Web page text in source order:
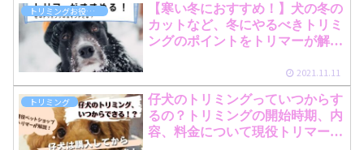
トリミングお役立ち情報
【寒い冬におすすめ！】犬の冬の
カットなど、冬にやるべきトリミ
ングのポイントをトリマーが解
2021.11.11
トリミング
仔犬のトリミングっていつからす
るの？トリミングの開始時期、内
容、料金について現役トリマーが